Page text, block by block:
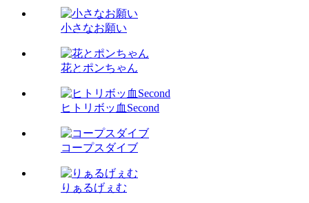
小さなお願い
花とポンちゃん
ヒトリボッ血Second
コープスダイブ
りぁるげぇむ